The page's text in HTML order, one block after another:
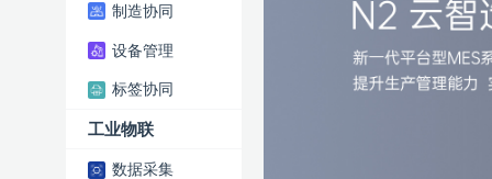
制造协同
设备管理
标签协同
工业物联
数据采集